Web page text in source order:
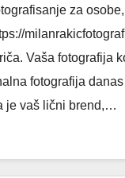
za
Vaša fotografija
fotografija
je vaš lični brend,…